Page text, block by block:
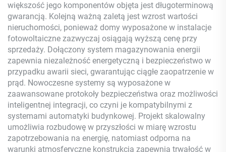
większość jego komponentów objęta jest długoterminową
gwarancją. Kolejną ważną zaletą jest wzrost wartości
nieruchomości, ponieważ domy wyposażone w instalacje
fotowoltaiczne zazwyczaj osiągają wyższą cenę przy
sprzedaży. Dołączony system magazynowania energii
zapewnia niezależność energetyczną i bezpieczeństwo w
przypadku awarii sieci, gwarantując ciągłe zaopatrzenie w
prąd. Nowoczesne systemy są wyposażone w
zaawansowane protokoły bezpieczeństwa oraz możliwości
inteligentnej integracji, co czyni je kompatybilnymi z
systemami automatyki budynkowej. Projekt skalowalny
umożliwia rozbudowę w przyszłości w miarę wzrostu
zapotrzebowania na energię, natomiast odporna na
warunki atmosferyczne konstrukcja zapewnia trwałość w